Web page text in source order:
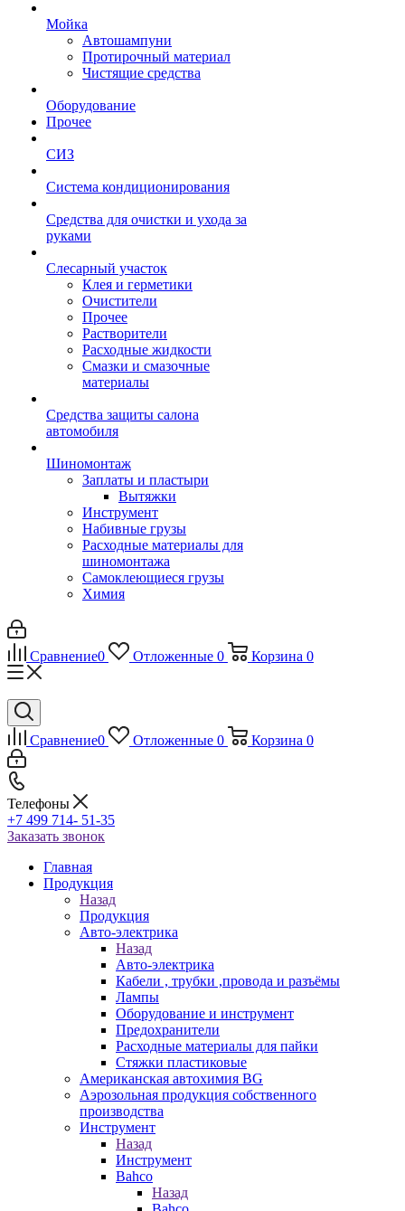
Мойка
Автошампуни
Протирочный материал
Чистящие средства
Оборудование
Прочее
СИЗ
Система кондиционирования
Средства для очистки и ухода за
руками
Слесарный участок
Клея и герметики
Очистители
Прочее
Растворители
Расходные жидкости
Смазки и смазочные
материалы
Средства защиты салона
автомобиля
Шиномонтаж
Заплаты и пластыри
Вытяжки
Инструмент
Набивные грузы
Расходные материалы для
шиномонтажа
Самоклеющиеся грузы
Химия
Сравнение0 Отложенные 0 Корзина 0
Сравнение0 Отложенные 0 Корзина 0
Телефоны
+7 499 714- 51-35
Заказать звонок
Главная
Продукция
Назад
Продукция
Авто-электрика
Назад
Авто-электрика
Кабели , трубки ,провода и разъёмы
Лампы
Оборудование и инструмент
Предохранители
Расходные материалы для пайки
Стяжки пластиковые
Американская автохимия BG
Аэрозольная продукция собственного
производства
Инструмент
Назад
Инструмент
Bahco
Назад